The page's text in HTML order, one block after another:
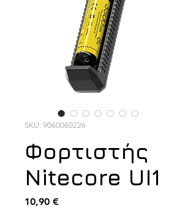
SKU: 9060060226
Φορτιστής
Nitecore UI1
10,90 €Τιμή